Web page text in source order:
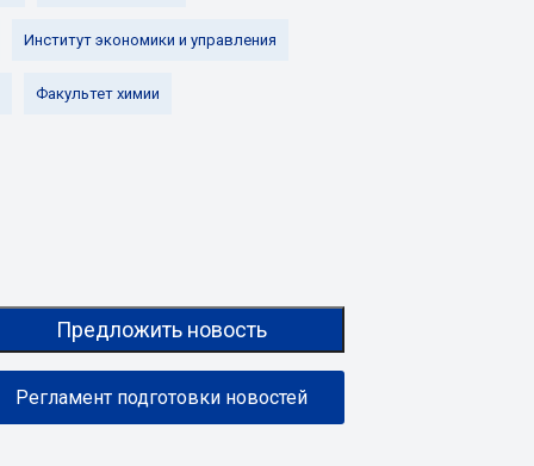
Институт экономики и управления
Факультет химии
Предложить новость
Регламент подготовки новостей